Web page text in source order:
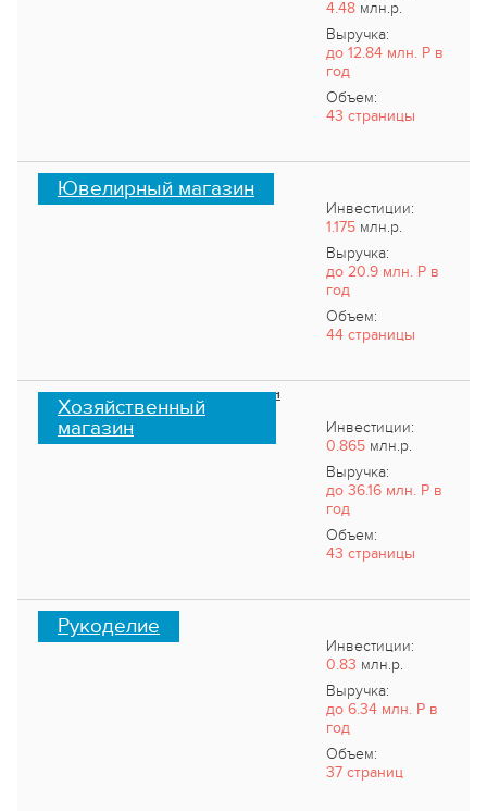
4.48млн.р.
Выручка:
до 12.84 млн. Р в
год
Объем:
43 страницы
Ювелирный магазин
Инвестиции:
1.175млн.р.
Выручка:
до 20.9 млн. Р в
год
Объем:
44 страницы
Хозяйственный
магазин
Инвестиции:
0.865млн.р.
Выручка:
до 36.16 млн. Р в
год
Объем:
43 страницы
Рукоделие
Инвестиции:
0.83 млн.р.
Выручка:
до 6.34 млн. Р в
год
Объем:
37 страниц